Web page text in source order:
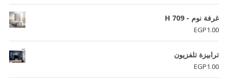
غرفة نوم - H 709
EGP1.00
ترابيزة تلفزيون
EGP1.00